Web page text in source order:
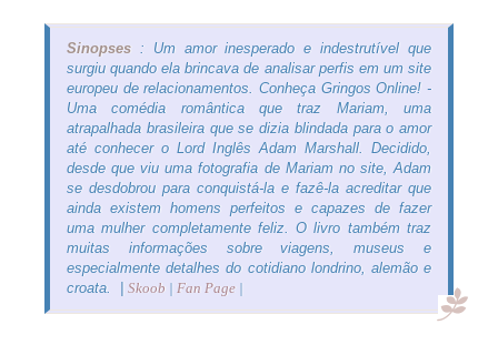
Sinopses : Um amor inesperado e indestrutível que
surgiu quando ela brincava de analisar perfis em um site
europeu de relacionamentos. Conheça Gringos Online! -
Uma comédia romântica que traz Mariam, uma
atrapalhada brasileira que se dizia blindada para o amor
até conhecer o Lord Inglês Adam Marshall. Decidido,
desde que viu uma fotografia de Mariam no site, Adam
se desdobrou para conquistá-la e fazê-la acreditar que
ainda existem homens perfeitos e capazes de fazer
uma mulher completamente feliz. O livro também traz
muitas informações sobre viagens, museus e
especialmente detalhes do cotidiano londrino, alemão e
croata. | Skoob | Fan Page |